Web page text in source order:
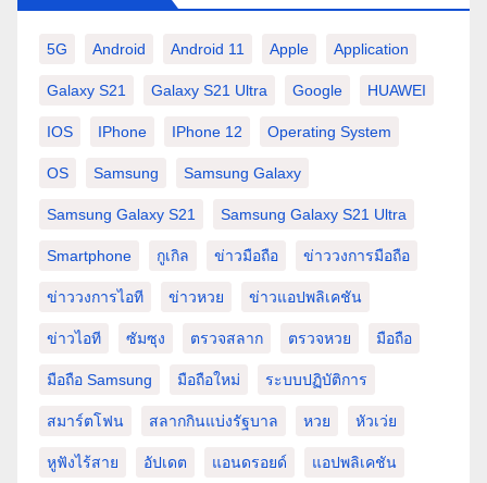
5G Android Android 11 Apple Application
Galaxy S21 Galaxy S21 Ultra Google HUAWEI
IOS IPhone IPhone 12 Operating System
OS Samsung Samsung Galaxy
Samsung Galaxy S21 Samsung Galaxy S21 Ultra
Smartphone กูเกิล ข่าวมือถือ ข่าววงการมือถือ
ข่าววงการไอที ข่าวหวย ข่าวแอปพลิเคชัน
ข่าวไอที ซัมซุง ตรวจสลาก ตรวจหวย มือถือ
มือถือ Samsung มือถือใหม่ ระบบปฏิบัติการ
สมาร์ตโฟน สลากกินแบ่งรัฐบาล หวย หัวเว่ย
หูฟังไร้สาย อัปเดต แอนดรอยด์ แอปพลิเคชัน